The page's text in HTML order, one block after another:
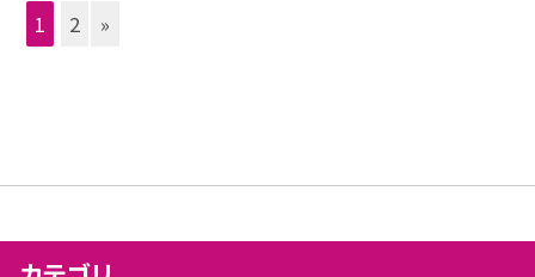
1 2 »